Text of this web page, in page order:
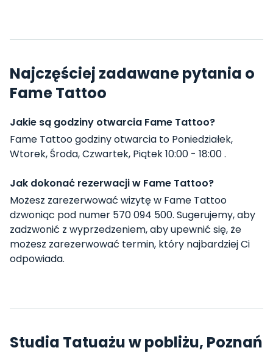
Najczęściej zadawane pytania o
Fame Tattoo
Jakie są godziny otwarcia Fame Tattoo?
Fame Tattoo godziny otwarcia to Poniedziałek,
Wtorek, Środa, Czwartek, Piątek 10:00 - 18:00 .
Jak dokonać rezerwacji w Fame Tattoo?
Możesz zarezerwować wizytę w Fame Tattoo
dzwoniąc pod numer 570 094 500. Sugerujemy, aby
zadzwonić z wyprzedzeniem, aby upewnić się, że
możesz zarezerwować termin, który najbardziej Ci
odpowiada.
Studia Tatuażu w pobliżu, Poznań